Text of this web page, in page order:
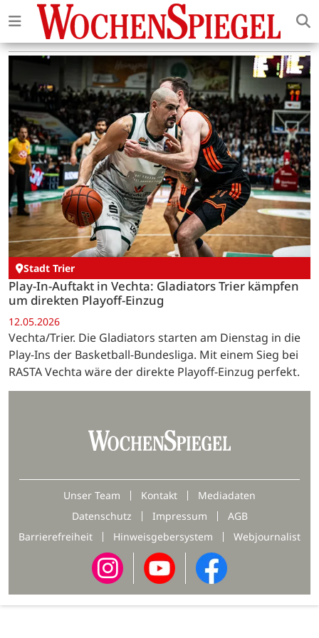
Stadt Trier
Play-In-Auftakt in Vechta: Gladiators Trier kämpfen
um direkten Playoff-Einzug
12.05.2026
Vechta/Trier. Die Gladiators starten am Dienstag in die
Play-Ins der Basketball-Bundesliga. Mit einem Sieg bei
RASTA Vechta wäre der direkte Playoff-Einzug perfekt.
Unser Team Kontakt
Mediadaten
Datenschutz
Impressum
AGB
Barrierefreiheit
Hinweisgebersystem Webjournalist